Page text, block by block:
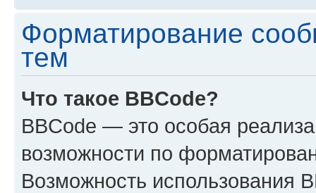
Форматирование
тем
Что такое BBCode?
BBCode — это особая
возможности по
Возможность использования